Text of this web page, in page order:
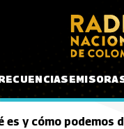
es y cómo